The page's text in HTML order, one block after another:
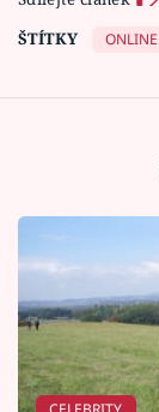
ŠTÍTKY
ONLINE